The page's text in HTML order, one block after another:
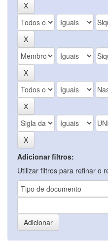
Adicionar filtros:
Utilizar filtros para refinar o